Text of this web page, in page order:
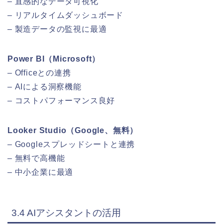
– リアルタイムダッシュボード
– 製造データの監視に最適
Power BI（Microsoft）
– Officeとの連携
– AIによる洞察機能
– コストパフォーマンス良好
Looker Studio（Google、無料）
– Googleスプレッドシートと連携
– 無料で高機能
– 中小企業に最適
3.4 AIアシスタントの活用